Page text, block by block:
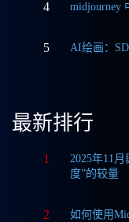
4 midjourney
5 AI绘画：
最新排行
1
2025年11
度”的较量
2
如何使用